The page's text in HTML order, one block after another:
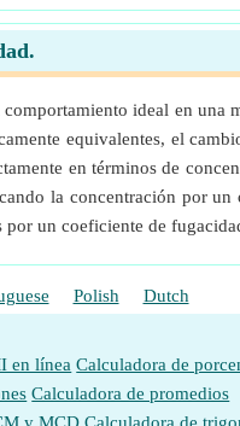
ideal en una
equivalentes, el
en términos de
la concentración por
por un coeficiente de
Polish Dutch
en línea Calculadora de
Calculadora de promedios